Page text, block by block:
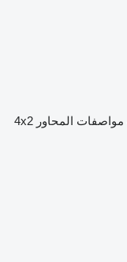
مواصفات المحاور 4x2